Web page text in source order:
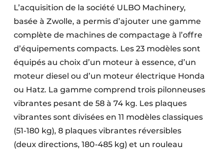
L’acquisition de la société ULBO Machinery,
basée à Zwolle, a permis d’ajouter une gamme
complète de machines de compactage à l’offre
d’équipements compacts. Les 23 modèles sont
équipés au choix d’un moteur à essence, d’un
moteur diesel ou d’un moteur électrique Honda
ou Hatz. La gamme comprend trois pilonneuses
vibrantes pesant de 58 à 74 kg. Les plaques
vibrantes sont divisées en 11 modèles classiques
(51-180 kg), 8 plaques vibrantes réversibles
(deux directions, 180-485 kg) et un rouleau